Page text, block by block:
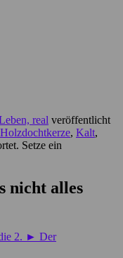
real veröffentlicht
Holzdochtkerze, Kalt,
Setze ein
nicht alles
2. ► Der